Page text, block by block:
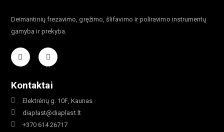
Deimantinių frezavimo, gręžimo, šlifavimo ir poliravimo instrumentų
gamyba ir prekyba.
Kontaktai
Elektrėnų g. 10F, Kaunas
diaplast@diaplast.lt
+370 614 26717